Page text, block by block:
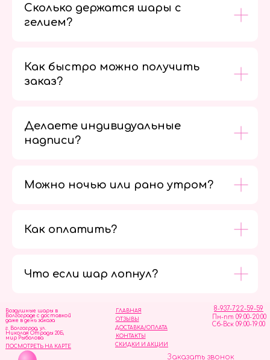
Сколько держатся шары с
гелием?
Как быстро можно получить
заказ?
Делаете индивидуальные
надписи?
Можно ночью или рано утром?
Как оплатить?
Что если шар лопнул?
ОТЗЫВЫ
ГЛАВНАЯ
ДОСТАВКА/ОПЛАТА
СКИДКИ И АКЦИИ
КОНТАКТЫ
8-937-722-59-59
Пн-пт 09:00-20:00
Сб-Вск 09:00-19:00
Воздушные шары в
Волгограде с доставкой
даже в день заказа
Заказать звонок
г. Волгоград, ул.
Николая Отрады 20Б,
мир Рыболова
ПОСМОТРЕТЬ НА КАРТЕ